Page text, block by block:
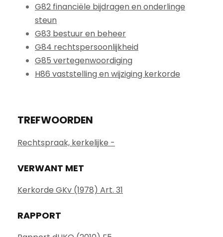
G82 financiële bijdragen en onderlinge
steun
G83 bestuur en beheer
G84 rechtspersoonlijkheid
G85 vertegenwoordiging
H86 vaststelling en wijziging kerkorde
TREFWOORDEN
Rechtspraak, kerkelijke -
VERWANT MET
Kerkorde GKv (1978) Art. 31
RAPPORT